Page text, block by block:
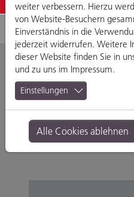
Bäckerei
Hinter der Grieb 2,
Branche: Ernährung &
Standort: Altstadt
weiter verbessern. Hierzu
von Website-Besuchern
Einverständnis in die
jederzeit widerrufen. Weitere
dieser Website finden Sie in
und zu uns im Impressum.
Einstellungen
Alle Cookies ablehnen